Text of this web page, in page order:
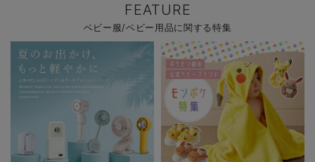
FEATURE
ベビー服/ベビー用品に関する特集